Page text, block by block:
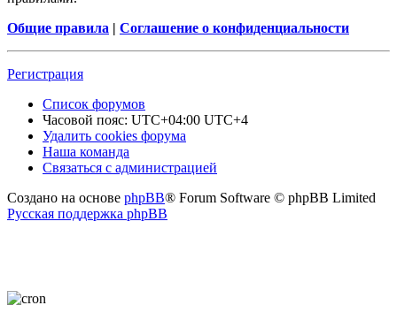
Общие правила | Соглашение о конфиденциальности
Регистрация
Список форумов
Часовой пояс: UTC+04:00 UTC+4
Удалить cookies форума
Наша команда
Связаться с администрацией
Создано на основе phpBB® Forum Software © phpBB Limited
Русская поддержка phpBB